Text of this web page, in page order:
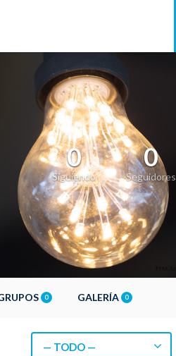
0
Siguiendo
0
Seguidores
0 GALERÍA 0
— TODO —